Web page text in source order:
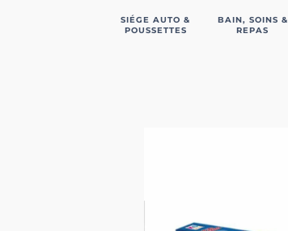
SIÉGE AUTO &
POUSSETTES
BAIN, SOINS &
REPAS